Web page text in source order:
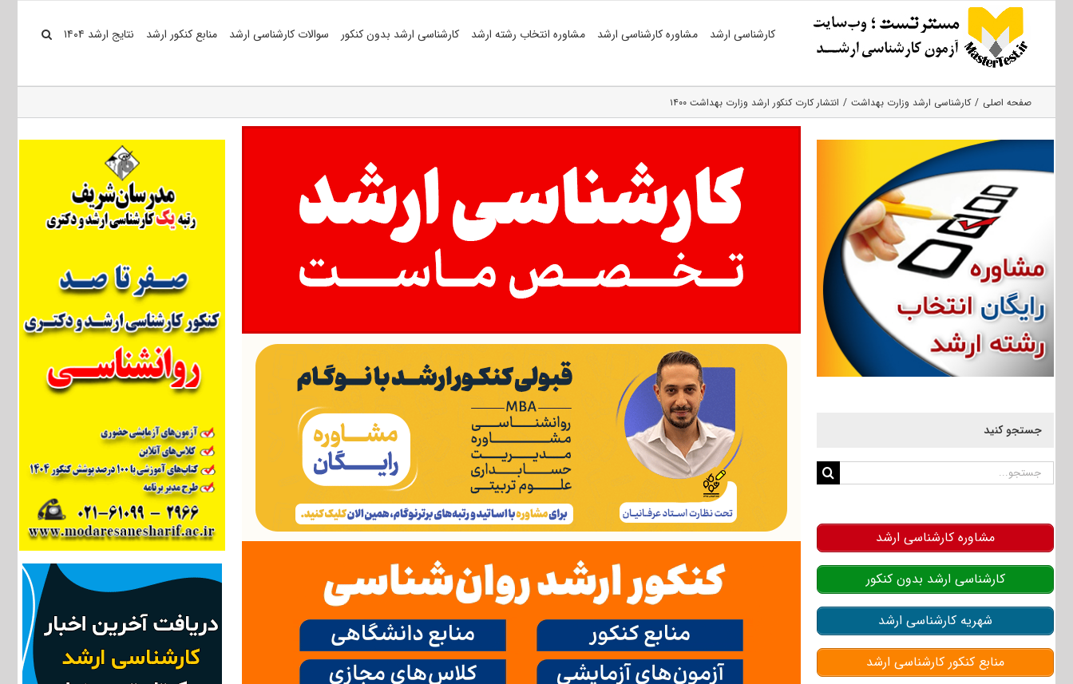
کارشناسی ارشد مشاوره کارشناسی ارشد مشاوره انتخاب رشته ارشد کارشناسی ارشد بدون کنکور سوالات کارشناسی ارشد منابع کنکور ارشد نتایج ارشد ۱۴۰۴
صفحه اصلی کارشناسی ارشد وزارت بهداشت انتشار کارت کنکور ارشد وزارت بهداشت ۱۴۰۰
جستجو کنید
جستجو
مشاوره کارشناسی ارشد
کارشناسی ارشد بدون کنکور
شهریه کارشناسی ارشد
منابع کنکور کارشناسی ارشد